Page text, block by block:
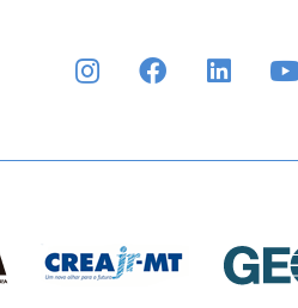
INSTAGRAMFACEBOOKLINKEDIN